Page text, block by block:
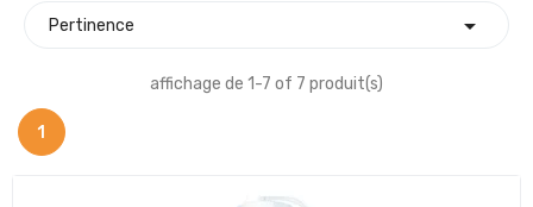
Pertinence 
affichage de 1-7 of 7 produit(s)
1